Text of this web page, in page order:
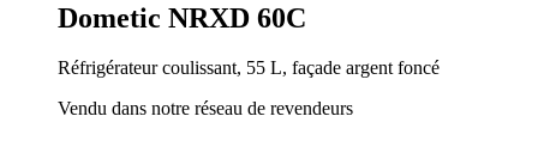
Dometic NRXD 60C
Réfrigérateur coulissant, 55 L, façade argent foncé
Vendu dans notre réseau de revendeurs